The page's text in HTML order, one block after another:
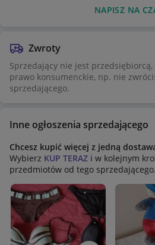
szer pod pachami - 39 cm
szer dołem kurtki - 40,5 cm
dł rekawa od wszycia na ramieniu -
stan: dobry
Prosze o przemyslane zakupy - nie
NAPISZ NA
Zwroty
Sprzedający nie jest
prawo konsumenckie, np. nie
sprzedającego.
Inne ogłoszenia sprzedającego
Chcesz kupić więcej z jedną
Wybierz KUP TERAZ i w kolejnym
przedmiotów od tego sprzedającego.